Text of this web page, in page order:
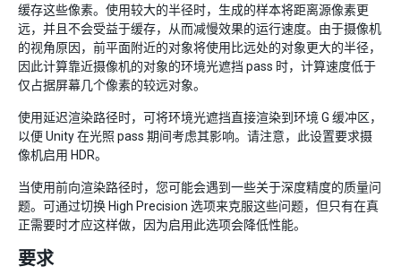
缓存这些像素。使用较大的半径时，生成的样本将距离源像素更
远，并且不会受益于缓存，从而减慢效果的运行速度。由于摄像机
的视角原因，前平面附近的对象将使用比远处的对象更大的半径，
因此计算靠近摄像机的对象的环境光遮挡 pass 时，计算速度低于
仅占据屏幕几个像素的较远对象。
使用延迟渲染路径时，可将环境光遮挡直接渲染到环境 G 缓冲区，
以便 Unity 在光照 pass 期间考虑其影响。请注意，此设置要求摄
像机启用 HDR。
当使用前向渲染路径时，您可能会遇到一些关于深度精度的质量问
题。可通过切换 High Precision 选项来克服这些问题，但只有在真
正需要时才应这样做，因为启用此选项会降低性能。
要求